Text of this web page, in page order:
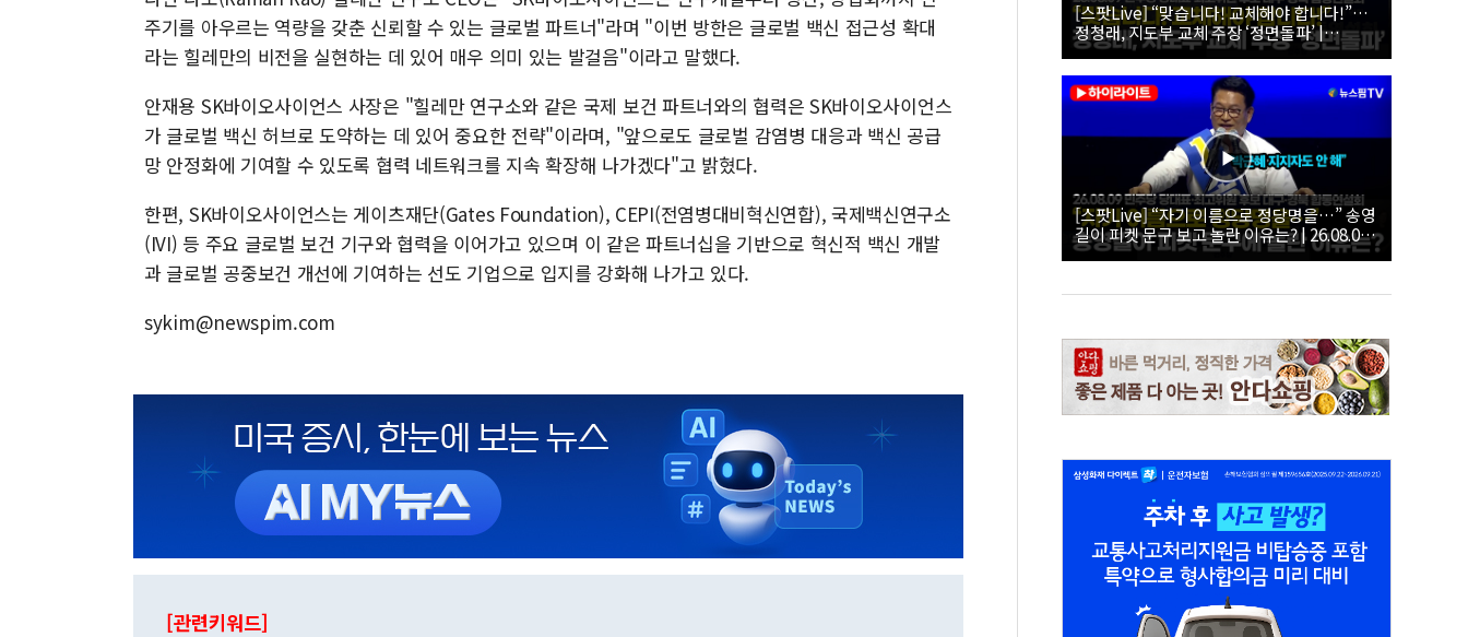
주기를 아우르는 역량을 갖춘 신뢰할 수 있는 글로벌 파트너"라며 "이번 방한은 글로벌 백신 접근성 확대
라는 힐레만의 비전을 실현하는 데 있어 매우 의미 있는 발걸음"이라고 말했다.
안재용 SK바이오사이언스 사장은 "힐레만 연구소와 같은 국제 보건 파트너와의 협력은 SK바이오사이언스
가 글로벌 백신 허브로 도약하는 데 있어 중요한 전략"이라며, "앞으로도 글로벌 감염병 대응과 백신 공급
망 안정화에 기여할 수 있도록 협력 네트워크를 지속 확장해 나가겠다"고 밝혔다.
한편, SK바이오사이언스는 게이츠재단(Gates Foundation), CEPI(전염병대비혁신연합), 국제백신연구소
(IVI) 등 주요 글로벌 보건 기구와 협력을 이어가고 있으며 이 같은 파트너십을 기반으로 혁신적 백신 개발
과 글로벌 공중보건 개선에 기여하는 선도 기업으로 입지를 강화해 나가고 있다.
sykim@newspim.com
[관련키워드]
[스팟Live] “맞습니다! 교체해야 합니다!”…
정청래, 지도부 교체 주장 ‘정면돌파’ |
26.08.09 더불어민주당 당대표·최고위원 후
보 대구·경북 합동연설회
[스팟Live] “자기 이름으로 정당명을…” 송영
길이 피켓 문구 보고 놀란 이유는? | 26.08.09
더불어민주당 당대표·최고위원 후보 대구·경